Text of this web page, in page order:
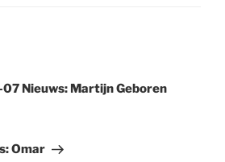
Nieuws: Martijn Geboren
Omar